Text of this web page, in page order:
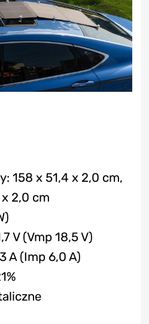
158 x 51,4 x 2,0 cm,
x 2,0 cm
V (Vmp 18,5 V)
A (Imp 6,0 A)